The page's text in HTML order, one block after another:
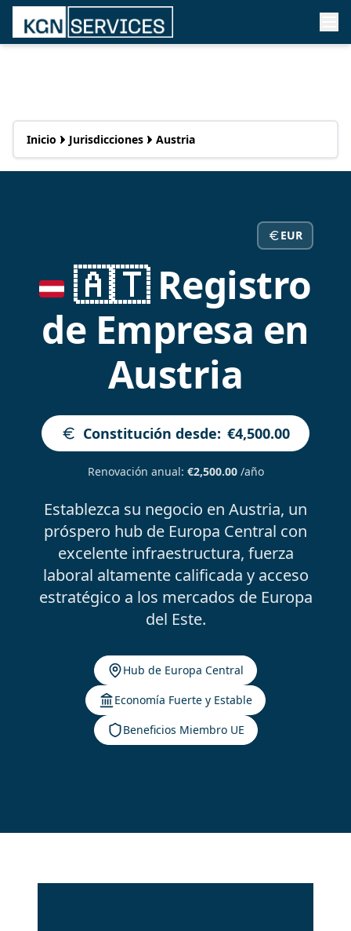
Inicio Jurisdicciones Austria
EUR
🇦🇹 Registro
de Empresa en
Austria
Constitución desde: €4,500.00
Renovación anual: €2,500.00 /año
Establezca su negocio en Austria, un
próspero hub de Europa Central con
excelente infraestructura, fuerza
laboral altamente calificada y acceso
estratégico a los mercados de Europa
del Este.
Hub de Europa Central
Economía Fuerte y Estable
Beneficios Miembro UE